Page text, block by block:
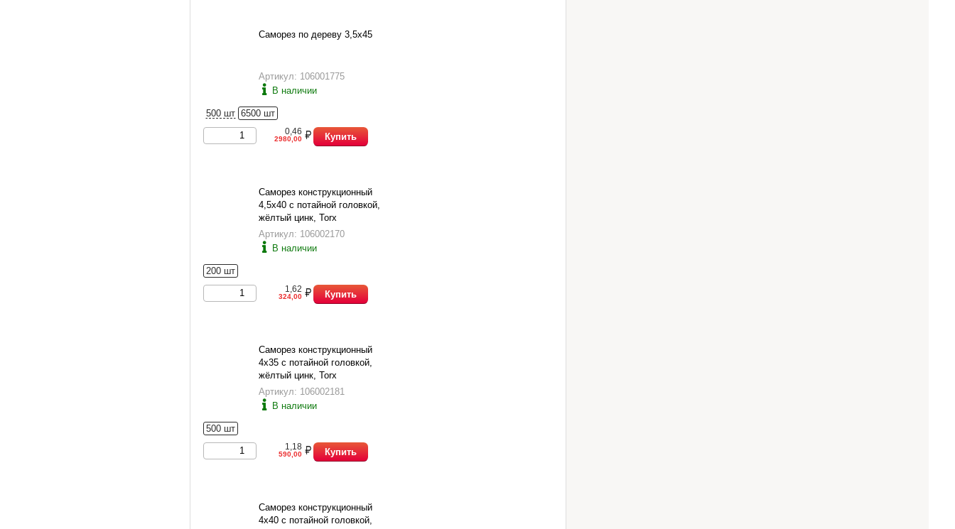
Саморез по дереву 3,5х45
Артикул: 106001775
В наличии
500 шт 6500 шт
0,46
2980,00 Купить
Саморез конструкционный
4,5х40 с потайной головкой,
жёлтый цинк, Torx
Артикул: 106002170
В наличии
200 шт
1,62
324,00 Купить
Саморез конструкционный
4х35 с потайной головкой,
жёлтый цинк, Torx
Артикул: 106002181
В наличии
500 шт
1,18
590,00 Купить
Саморез конструкционный
4х40 с потайной головкой,